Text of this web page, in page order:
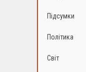
Підсумки
Політика
Світ